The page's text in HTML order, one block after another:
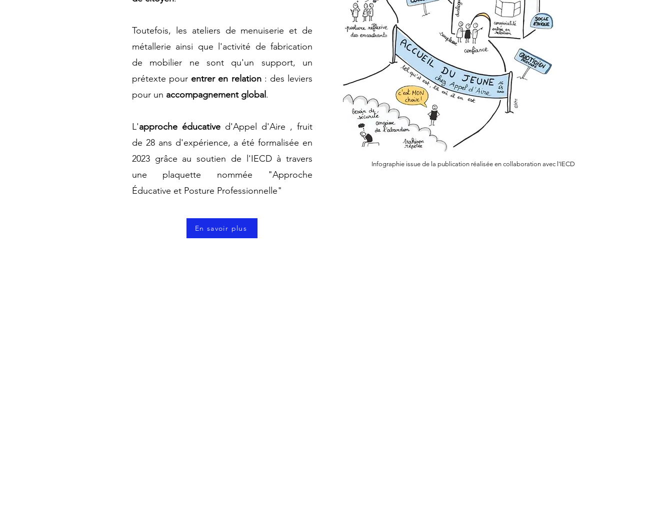
Toutefois, les ateliers de menuiserie et de
métallerie ainsi que l'activité de fabrication
de mobilier ne sont qu'un support, un
prétexte pour entrer en relation: des leviers
pour un accompagnement global .
L'approche éducative d'Appel d'Aire , fruit
de 28 ans d'expérience, a été formalisée en
2023 grâce au soutien de l'IECD à travers
une plaquette nommée "Approche
Éducative et Posture Professionnelle"
Infographie issue de la publication réalisée en collaboration avec l'IECD
En savoir plus